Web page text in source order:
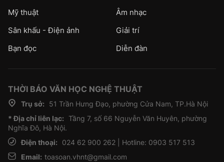
Mỹ thuật
Âm nhạc
Sân khấu - Điện ảnh
Giải trí
Bạn đọc
Diễn đàn
THỜI BÁO VĂN HỌC NGHỆ THUẬT
Trụ sở:
51 Trần Hưng Đạo, phường Cửa Nam, TP.Hà Nội
* Địa chỉ liên lạc: Tầng 7, số 66 Nguyễn Văn Huyên, phường
Nghĩa Đô, Hà Nội.
Điện thoại:
024 62 900 262 | Hotline: 0903 517 513
Email: toasoan.vhnt@gmail.com